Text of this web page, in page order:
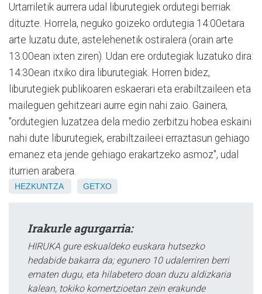
Urtarriletik aurrera udal liburutegiek ordutegi berriak
dituzte. Horrela, neguko goizeko ordutegia 14:00etara
arte luzatu dute, astelehenetik ostiralera (orain arte
13:00ean ixten ziren). Udan ere ordutegiak luzatuko dira:
14:30ean itxiko dira liburutegiak. Horren bidez,
liburutegiek publikoaren eskaerari eta erabiltzaileen eta
maileguen gehitzeari aurre egin nahi zaio. Gainera,
"ordutegien luzatzea dela medio zerbitzu hobea eskaini
nahi dute liburutegiek, erabiltzaileei erraztasun gehiago
emanez eta jende gehiago erakartzeko asmoz", udal
iturrien arabera.
HEZKUNTZA GETXO
Irakurle agurgarria:
HIRUKA gure eskualdeko euskara hutsezko
hedabide bakarra da; egunero 10 udalerriren berri
ematen dugu, eta hilabetero doan duzu aldizkaria
kalean, tokiko komertzioetan zein erakunde